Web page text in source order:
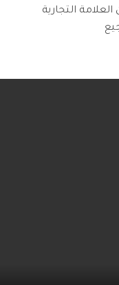
التجارية